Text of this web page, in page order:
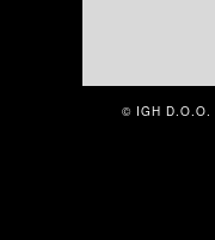
© IGH D.O.O.